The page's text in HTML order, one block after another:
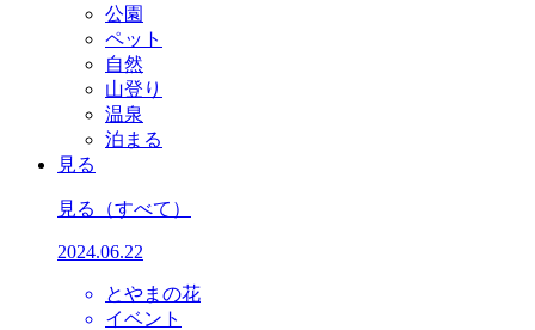
公園
ペット
自然
山登り
温泉
泊まる
見る
見る （すべて）
2024.06.22
とやまの花
イベント